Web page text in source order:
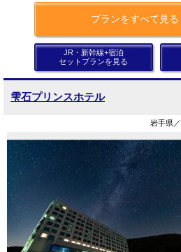
プランをすべて見る
JR・新幹線+宿泊
セットプランを見る
雫石プリンスホテル
岩手県